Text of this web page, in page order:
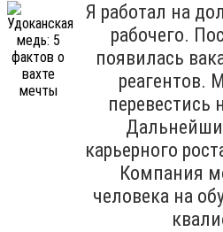
Я работал на
рабочего.
появилась
реагентов.
перевестись
карьерного
Компания
человека на